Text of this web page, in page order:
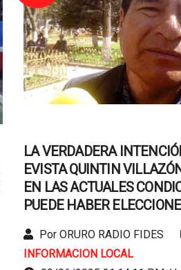
LA VERDADERA
EVISTA QUINTIN
EN LAS ACTUALES
PUEDE HABER
Por ORURO RADIO FIDES
INFORMACION LOCAL